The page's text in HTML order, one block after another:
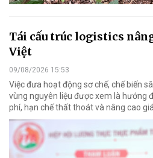
Tái cấu trúc logistics
Việt
09/08/2026 15:53
Việc đưa hoạt động sơ chế, chế biến
vùng nguyên liệu được xem là hướng
phí, hạn chế thất thoát và nâng cao